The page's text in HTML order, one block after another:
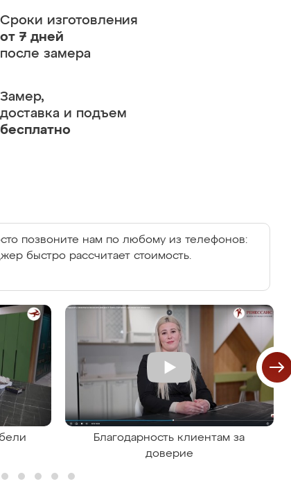
Сроки изготовления
от 7 дней
после замера
Замер,
доставка и подъем
бесплатно
позвоните нам по любому из телефонов:
быстро рассчитает стоимость.
Благодарность клиентам за
доверие